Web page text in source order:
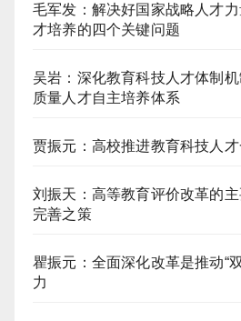
毛军发：解决好国家战略人才
才培养的四个关键问题
吴岩：深化教育科技人才体制
质量人才自主培养体系
贾振元：高校推进教育科技人
刘振天：高等教育评价改革的
完善之策
瞿振元：全面深化改革是推动“
力